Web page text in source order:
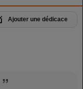
Ajouter une dédicace